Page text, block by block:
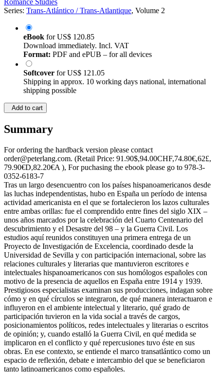
Romance Studies
Series: Trans-Atlántico / Trans-Atlantique, Volume 2
eBook forUS$ 120.85
Download immediately. Incl. VAT
Format: PDF and ePUB – for all devices
Softcover forUS$ 121.05
Shipping in approx. 10 working days national, international
shipping possible
Add to cart
Summary
For ordering the hardback version please contact
order@peterlang.com. (Retail Price: 91.90$,94.00CHF,74.80€,62£,
79.90€D,82.20€A ), For puchasing the ebook please go to 978-3-
0352-6183-7
Tras un largo desencuentro con los países hispanoamericanos desde
las luchas independentistas, hubo en España un período de intensa
actividad americanista en el que se fortalecieron los lazos culturales
entre ambas orillas: fue el comprendido entre fines del siglo XIX –
unos años marcados por la celebración del Cuarto Centenario del
descubrimiento y el Desastre del 98 – y la Guerra Civil. Los
estudios aquí reunidos constituyen una primera entrega de un
Proyecto de Investigación de Excelencia, coordinado desde la
Universidad de Sevilla y con participación internacional, sobre las
relaciones culturales y literarias que mantuvieron escritores e
intelectuales hispanoamericanos con sus homólogos españoles con
motivo de la presencia de aquellos en España entre 1914 y 1939.
Prestigiosos especialistas examinan sus producciones, indagan sobre
cómo y en qué círculos se integraron, de qué manera interactuaron e
influyeron en el ambiente intelectual y literario, qué grado de
participación tuvieron en la vida social a través de cargos,
posicionamientos políticos, redes intelectuales y literarias o escritos
de opinión; y, cuando estalló la Guerra Civil, en qué medida se
implicaron en el conflicto y qué repercusiones tuvo éste en sus
obras. En ese contexto, se entiende el marco transatlántico como un
espacio de reflexión, debate e intercambio del que se beneficiaron
tanto latinoamericanos como españoles.